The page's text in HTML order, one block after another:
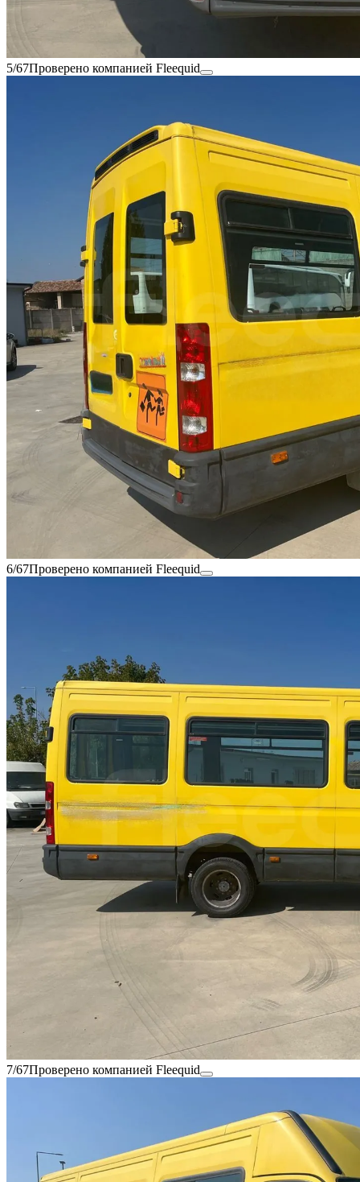
5/67Проверено компанией Fleequid
6/67Проверено компанией Fleequid
7/67Проверено компанией Fleequid